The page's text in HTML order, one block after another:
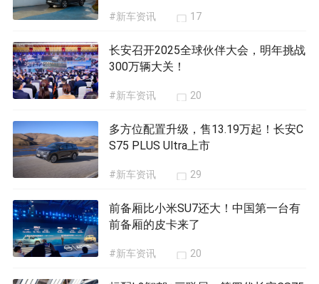
#新车资讯 17
长安召开2025全球伙伴大会，明年挑战
300万辆大关！
#新车资讯 20
多方位配置升级，售13.19万起！长安C
S75 PLUS Ultra上市
#新车资讯 29
前备厢比小米SU7还大！中国第一台有
前备厢的皮卡来了
#新车资讯 20